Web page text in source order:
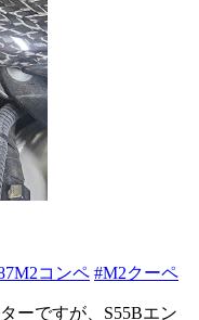
コンペ #M2クーペ
ーですが、S55Bエン